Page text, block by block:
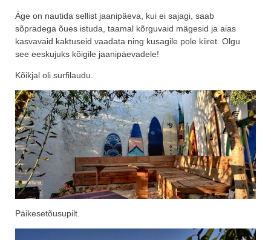
Äge on nautida sellist jaanipäeva, kui ei sajagi, saab
sõpradega õues istuda, taamal kõrguvaid mägesid ja aias
kasvavaid kaktuseid vaadata ning kusagile pole kiiret. Olgu
see eeskujuks kõigile jaanipäevadele!
Kõikjal oli surfilaudu.
Päikesetõusupilt.